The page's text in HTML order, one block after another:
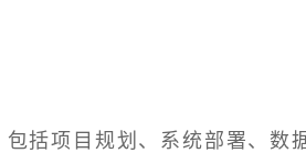
括项目规划、系统部署、数